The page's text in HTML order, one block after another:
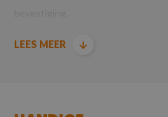
SPECIFICATIES
Breedte
LEES MEER